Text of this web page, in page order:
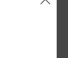
kanten